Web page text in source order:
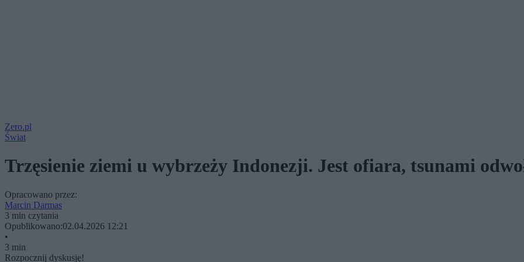
Zero.pl
Świat
Trzęsienie ziemi u wybrzeży Indonezji. Jest ofiara, tsunami
Opracowano przez:
Marcin Darmas
3 min czytania
Opublikowano:02.04.2026 12:21
•
3 min
Rozpocznij dyskusję!